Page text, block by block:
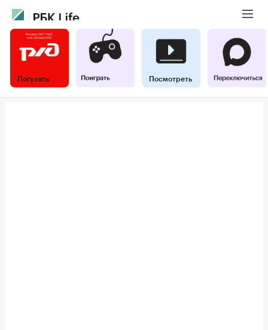
Погулять Посмотреть